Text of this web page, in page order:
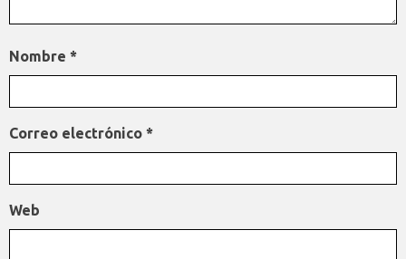
Nombre *
Correo electrónico *
Web